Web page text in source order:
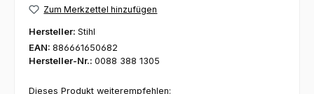
Zum Merkzettel hinzufügen
Hersteller: Stihl
EAN: 886661650682
Hersteller-Nr.: 0088 388 1305
Dieses Produkt weiterempfehlen: